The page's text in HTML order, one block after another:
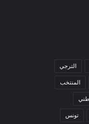
الترجي
المنتخب
تونس